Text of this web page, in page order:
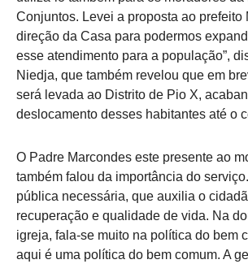
Conjuntos. Levei a proposta ao prefeito
direção da Casa para podermos
esse atendimento para a população”,
Niedja, que também revelou que em
será levada ao Distrito de Pio X,
deslocamento desses habitantes até o
O Padre Marcondes este presente ao
também falou da importância do
pública necessária, que auxilia o
recuperação e qualidade de vida. Na
igreja, fala-se muito na política do bem
aqui é uma política do bem comum. A